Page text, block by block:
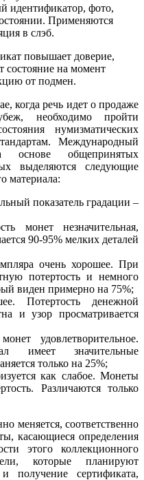
идентификатор, фото,
Применяются
в слэб.
повышает доверие,
состояние на момент
от подмен.
когда речь идет о продаже
необходимо пройти
нумизматических
Международный
основе общепринятых
выделяются следующие
материала:
показатель градации –
монет незначительная,
90-95% мелких деталей
очень хорошее. При
потертость и немного
виден примерно на 75%;
Потертость денежной
и узор просматривается
удовлетворительное.
имеет значительные
только на 25%;
как слабое. Монеты
Различаются только
меняется, соответственно
касающиеся определения
этого коллекционного
которые планируют
получение сертификата,